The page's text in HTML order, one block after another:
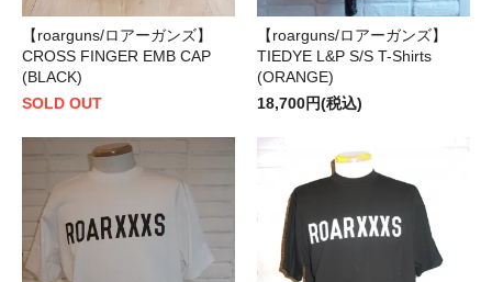
【roarguns/ロアーガンズ】
CROSS FINGER EMB CAP
(BLACK)
SOLD OUT
【roarguns/ロアーガンズ】
TIEDYE L&P S/S T-Shirts
(ORANGE)
18,700円(税込)